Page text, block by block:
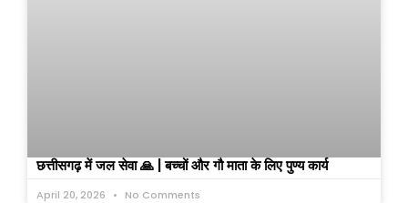
छत्तीसगढ़ में जल सेवा 🙏 | बच्चों और गौ माता के लिए पुण्य कार्य
April 20, 2026 No Comments